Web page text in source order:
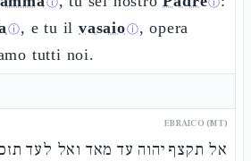
ⓘ ⓘ
ⓘ, e tu ilvasaioⓘ, opera
tutti noi.
EBRAICO (MT)
אל תקצף יהוה עד מאד ואל לעד